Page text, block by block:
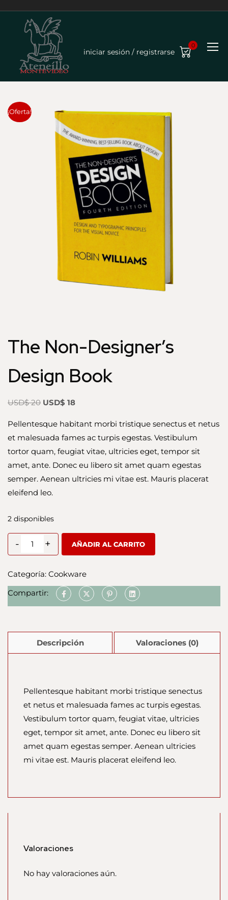
iniciar sesión / registrarse
0
¡Oferta!
The Non-Designer’s
Design Book
USD$20 USD$ 18
Pellentesque habitant morbi tristique senectus et netus
et malesuada fames ac turpis egestas. Vestibulum
tortor quam, feugiat vitae, ultricies eget, tempor sit
amet, ante. Donec eu libero sit amet quam egestas
semper. Aenean ultricies mi vitae est. Mauris placerat
eleifend leo.
2 disponibles
- + AÑADIR AL CARRITO
Categoría: Cookware
Compartir:
Descripción Valoraciones (0)
Pellentesque habitant morbi tristique senectus
et netus et malesuada fames ac turpis egestas.
Vestibulum tortor quam, feugiat vitae, ultricies
eget, tempor sit amet, ante. Donec eu libero sit
amet quam egestas semper. Aenean ultricies
mi vitae est. Mauris placerat eleifend leo.
Valoraciones
No hay valoraciones aún.